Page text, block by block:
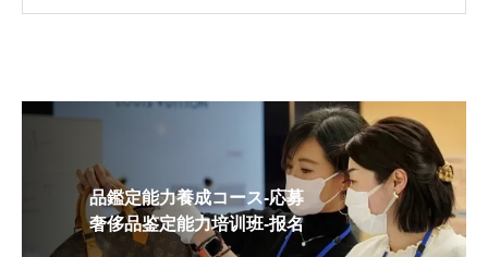
品鑑定能力養成コース-応募
奢侈品鉴定能力培训班-报名